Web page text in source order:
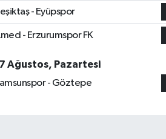
- Eyüpspor
- Erzurumspor FK
Ağustos, Pazartesi
- Göztepe